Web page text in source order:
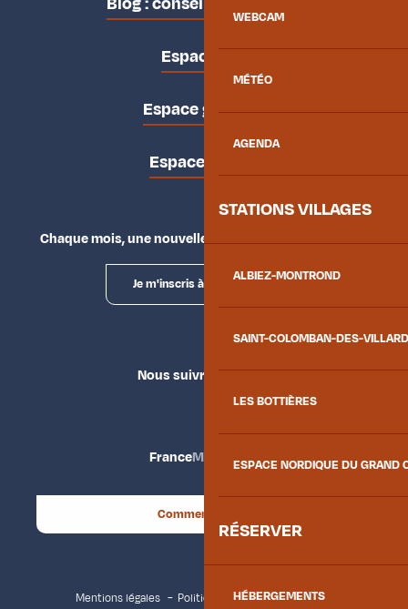
WEBCAM
MÉTÉO
AGENDA
STATIONS VILLAGES
ALBIEZ-MONTROND
SAINT-COLOMBAN-DES-
LES BOTTIÈRES
ESPACE NORDIQUE DU GRAND
RÉSERVER
HÉBERGEMENTS
Espace pro
Espace groupes
Espace presse
Chaque mois, une nouvelle façon d'explorer la vallée.
Je m'inscris à la newsletter
Nous suivre
FranceMaurienne
Comment venir ?
Mentions légales Politique de confidentialité